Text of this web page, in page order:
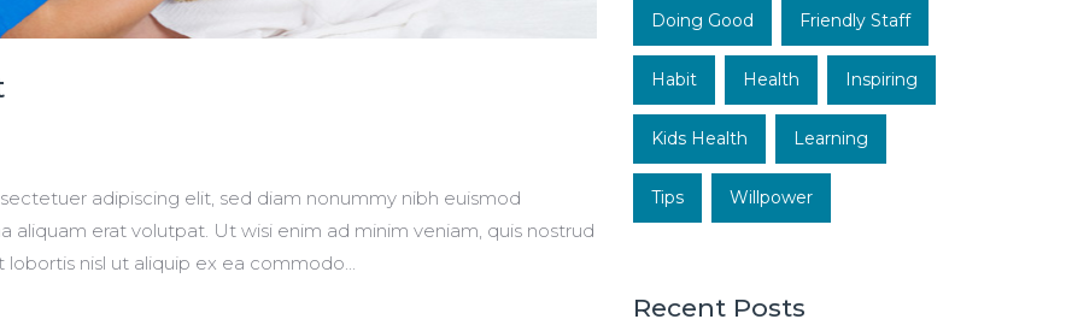
adipiscing elit, sed diam nonummy nibh euismod
erat volutpat. Ut wisi enim ad minim veniam, quis nostrud
nisl ut aliquip ex ea commodo...
Doing Good Friendly Staff
Habit Health Inspiring
Kids Health Learning
Tips Willpower
Recent Posts